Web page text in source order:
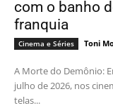
com o banho
franquia
Cinema e Séries Toni
A Morte do Demônio:
julho de 2026, nos
telas...